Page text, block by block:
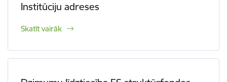
Institūciju adreses
Skatīt vairāk